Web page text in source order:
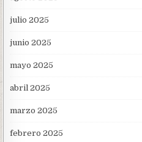
julio 2025
junio 2025
mayo 2025
abril 2025
marzo 2025
febrero 2025